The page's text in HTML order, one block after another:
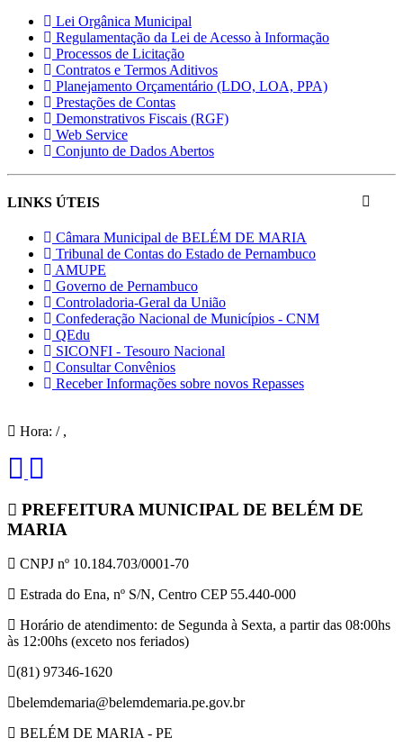
Lei Orgânica Municipal
Regulamentação da Lei de Acesso à Informação
Processos de Licitação
Contratos e Termos Aditivos
Planejamento Orçamentário (LDO, LOA, PPA)
Prestações de Contas
Demonstrativos Fiscais (RGF)
Web Service
Conjunto de Dados Abertos
LINKS ÚTEIS
Câmara Municipal de BELÉM DE MARIA
Tribunal de Contas do Estado de Pernambuco
AMUPE
Governo de Pernambuco
Controladoria-Geral da União
Confederação Nacional de Municípios - CNM
QEdu
SICONFI - Tesouro Nacional
Consultar Convênios
Receber Informações sobre novos Repasses
Hora: / ,
PREFEITURA MUNICIPAL DE BELÉM DE
MARIA
CNPJ nº 10.184.703/0001-70
Estrada do Ena, nº S/N, Centro CEP 55.440-000
Horário de atendimento: de Segunda à Sexta, a partir das 08:00hs
às 12:00hs (exceto nos feriados)
(81) 97346-1620
belemdemaria@belemdemaria.pe.gov.br
BELÉM DE MARIA - PE